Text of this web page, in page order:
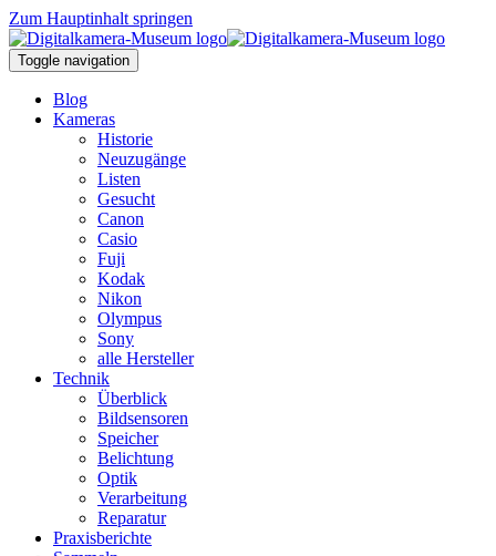
Zum Hauptinhalt springen
Toggle navigation
Blog
Kameras
Historie
Neuzugänge
Listen
Gesucht
Canon
Casio
Fuji
Kodak
Nikon
Olympus
Sony
alle Hersteller
Technik
Überblick
Bildsensoren
Speicher
Belichtung
Optik
Verarbeitung
Reparatur
Praxisberichte